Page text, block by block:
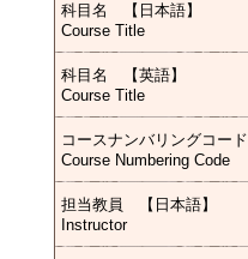
科目名 【日本語】
Course Title
科目名 【英語】
Course Title
コースナンバリングコード
Course Numbering Code
担当教員 【日本語】
Instructor